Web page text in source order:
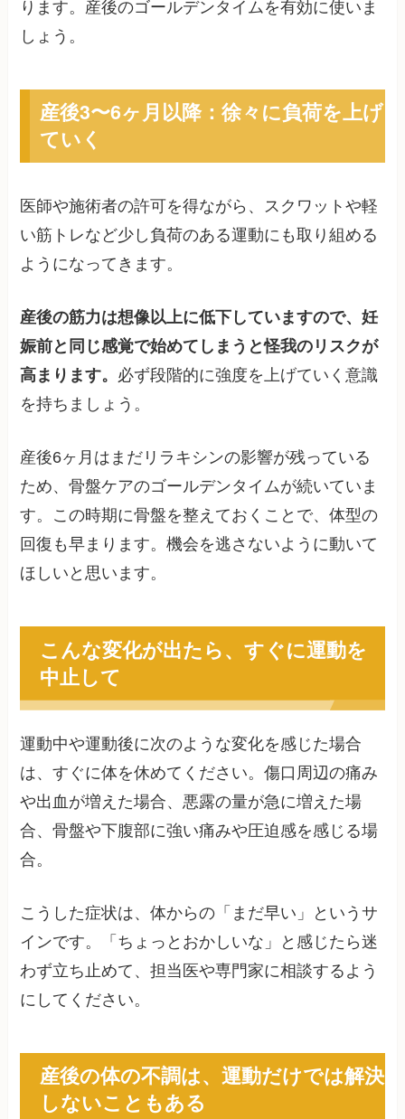
ります。産後のゴールデンタイムを有効に使いま
しょう。
産後3〜6ヶ月以降：徐々に負荷を上げ
ていく
医師や施術者の許可を得ながら、スクワットや軽
い筋トレなど少し負荷のある運動にも取り組める
ようになってきます。
産後の筋力は想像以上に低下していますので、妊
娠前と同じ感覚で始めてしまうと怪我のリスクが
高まります。 必ず段階的に強度を上げていく意識
を持ちましょう。
産後6ヶ月はまだリラキシンの影響が残っている
ため、骨盤ケアのゴールデンタイムが続いていま
す。この時期に骨盤を整えておくことで、体型の
回復も早まります。機会を逃さないように動いて
ほしいと思います。
こんな変化が出たら、すぐに運動を
中止して
運動中や運動後に次のような変化を感じた場合
は、すぐに体を休めてください。傷口周辺の痛み
や出血が増えた場合、悪露の量が急に増えた場
合、骨盤や下腹部に強い痛みや圧迫感を感じる場
合。
こうした症状は、体からの「まだ早い」というサ
インです。「ちょっとおかしいな」と感じたら迷
わず立ち止めて、担当医や専門家に相談するよう
にしてください。
産後の体の不調は、運動だけでは解決
しないこともある